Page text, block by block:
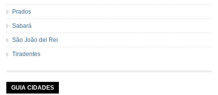
Prados
Sabará
São João del Rei
Tiradentes
GUIA CIDADES